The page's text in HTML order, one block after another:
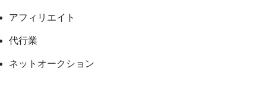
アフィリエイト
代行業
ネットオークション